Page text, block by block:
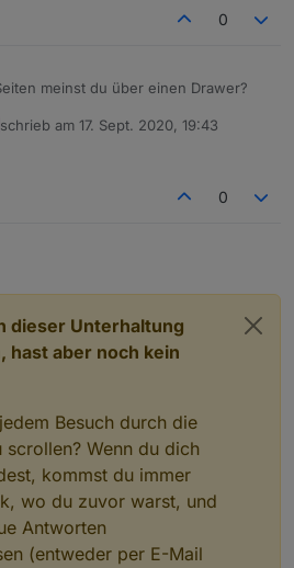
0
meinst du über einen Drawer?
schrieb am 17. Sept. 2020, 19:43
editiert von
0
dieser Unterhaltung
hast aber noch kein
Besuch durch die
scrollen? Wenn du dich
kommst du immer
wo du zuvor warst, und
Antworten
(entweder per E-Mail